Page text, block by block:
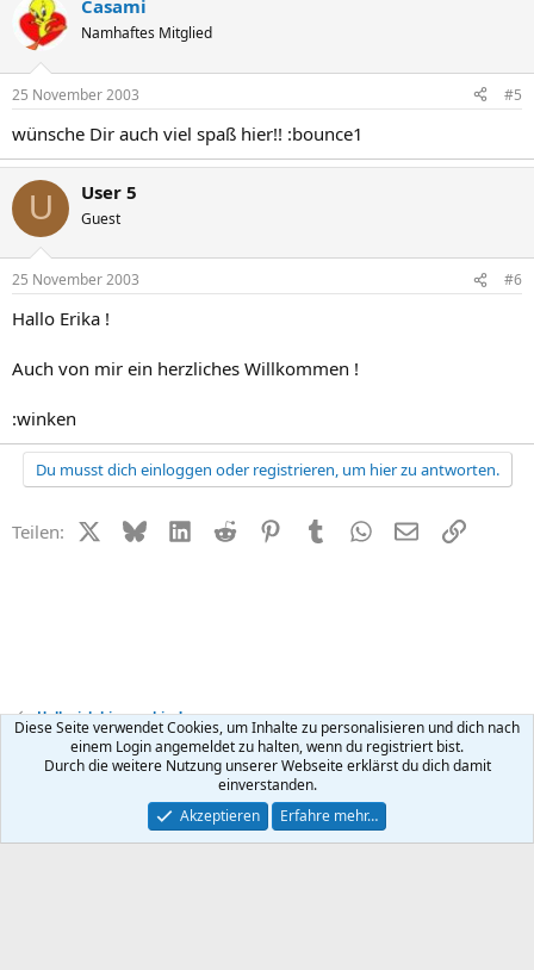
Casami
Namhaftes Mitglied
25 November 2003 #5
wünsche Dir auch viel spaß hier!! :bounce1
U User 5
Guest
25 November 2003 #6
Hallo Erika !
Auch von mir ein herzliches Willkommen !
:winken
Du musst dich einloggen oder registrieren, um hier zu antworten.
Teilen: X (Twitter)
BlueskyLinkedIn
Reddit PinterestTumblr WhatsApp
E-MailLink
Hallo, ich bin neu hier!
Kontakt Nutzungsbedingungen Datenschutz Hilfe
R
Community platform by XenForo ® © 2010-2026 XenForo Ltd.
Diese Seite verwendet Cookies, um Inhalte zu personalisieren und dich nach
einem Login angemeldet zu halten, wenn du registriert bist.
Durch die weitere Nutzung unserer Webseite erklärst du dich damit
einverstanden.
Akzeptieren
Erfahre mehr…